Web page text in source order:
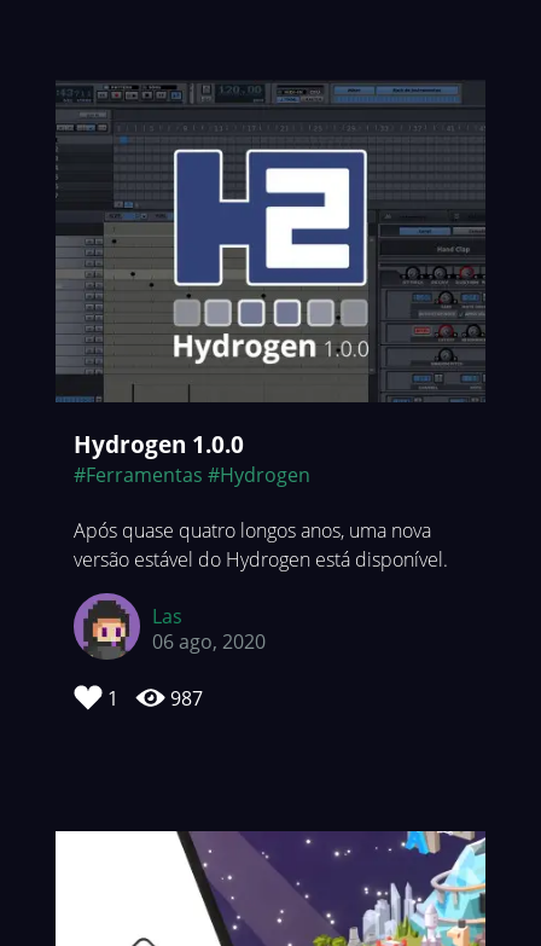
Hydrogen 1.0.0
#Ferramentas #Hydrogen
Após quase quatro longos anos, uma nova
versão estável do Hydrogen está disponível.
Las
06 ago, 2020
1 987